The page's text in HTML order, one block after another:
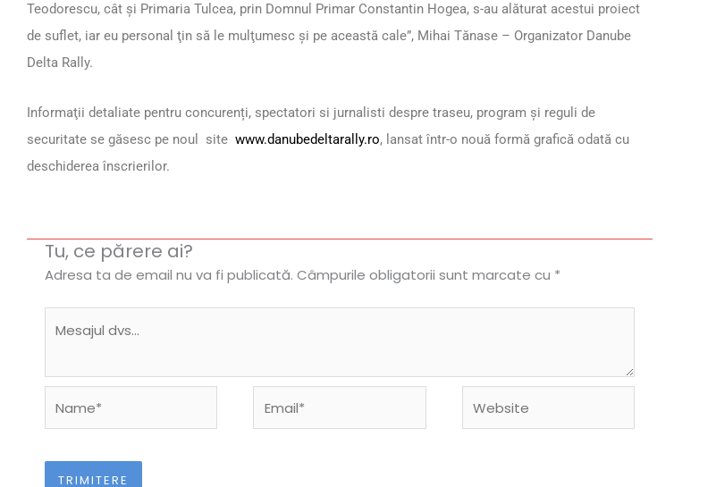
Teodorescu, cât şi Primaria Tulcea, prin Domnul Primar Constantin Hogea, s-au alăturat acestui proiect
de suflet, iar eu personal ţin să le mulţumesc şi pe această cale”, Mihai Tănase – Organizator Danube
Delta Rally.
Informaţii detaliate pentru concurenți, spectatori si jurnalisti despre traseu, program şi reguli de
securitate se găsesc pe noul site www.danubedeltarally.ro, lansat într-o nouă formă grafică odată cu
deschiderea înscrierilor.
Tu, ce părere ai?
Adresa ta de email nu va fi publicată. Câmpurile obligatorii sunt marcate cu *